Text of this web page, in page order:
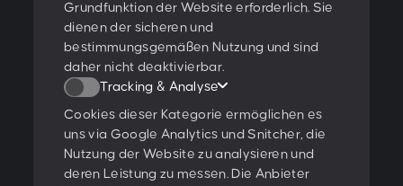
Grundfunktion der Website erforderlich. Sie
dienen der sicheren und
bestimmungsgemäßen Nutzung und sind
daher nicht deaktivierbar.
Tracking & Analyse
Cookies dieser Kategorie ermöglichen es
uns via Google Analytics und Snitcher, die
Nutzung der Website zu analysieren und
deren Leistung zu messen. Die Anbieter
Newsletter abonnieren
Ich stimme denDatenschutzbestimmungenzu.
Ratings & Qualifikationen